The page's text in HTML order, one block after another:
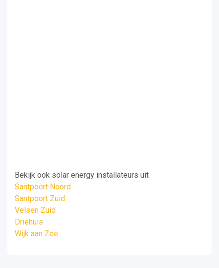
Bekijk ook solar energy installateurs uit
Santpoort Noord
Santpoort Zuid
Velsen Zuid
Driehuis
Wijk aan Zee